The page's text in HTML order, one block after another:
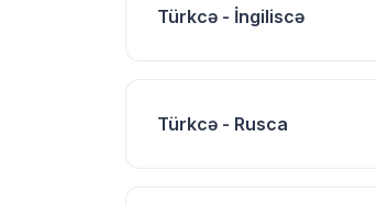
Türkcə - İngiliscə
Türkcə - Rusca